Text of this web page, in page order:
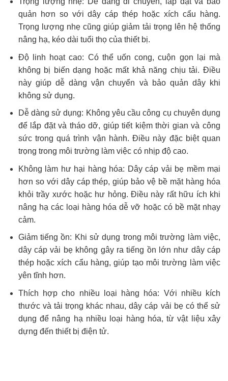
quản hơn so với dây cáp thép hoặc xích cẩu hàng.
Trọng lượng nhẹ cũng giúp giảm tải trọng lên hệ thống
nâng hạ, kéo dài tuổi thọ của thiết bị.
Độ linh hoạt cao: Có thể uốn cong, cuộn gọn lại mà
không bị biến dạng hoặc mất khả năng chịu tải. Điều
này giúp dễ dàng vận chuyển và bảo quản dây khi
không sử dụng.
Dễ dàng sử dụng: Không yêu cầu công cụ chuyên dụng
để lắp đặt và tháo dỡ, giúp tiết kiệm thời gian và công
sức trong quá trình vận hành. Điều này đặc biệt quan
trọng trong môi trường làm việc có nhịp độ cao.
Không làm hư hại hàng hóa: Dây cáp vải bẹ mềm mại
hơn so với dây cáp thép, giúp bảo vệ bề mặt hàng hóa
khỏi trầy xước hoặc hư hỏng. Điều này rất hữu ích khi
nâng hạ các loại hàng hóa dễ vỡ hoặc có bề mặt nhạy
cảm.
Giảm tiếng ồn: Khi sử dụng trong môi trường làm việc,
dây cáp vải bẹ không gây ra tiếng ồn lớn như dây cáp
thép hoặc xích cẩu hàng, giúp tạo môi trường làm việc
yên tĩnh hơn.
Thích hợp cho nhiều loại hàng hóa: Với nhiều kích
thước và tải trọng khác nhau, dây cáp vải bẹ có thể sử
dụng để nâng hạ nhiều loại hàng hóa, từ vật liệu xây
dựng đến thiết bị điện tử.